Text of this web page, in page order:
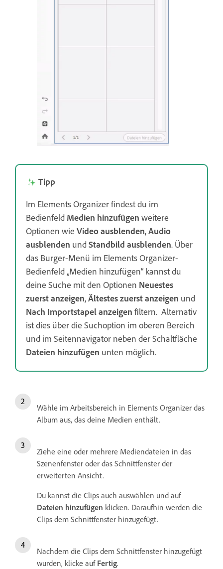
Tipp
Im Elements Organizer findest du im
Bedienfeld Medien hinzufügen weitere
Optionen wie Video ausblenden,Audio
ausblenden undStandbild ausblenden. Über
das Burger-Menü im Elements Organizer-
Bedienfeld „Medien hinzufügen“ kannst du
deine Suche mit den Optionen Neuestes
zuerst anzeigen,Ältestes zuerst anzeigen und
Nach Importstapel anzeigen filtern. Alternativ
ist dies über die Suchoption im oberen Bereich
und im Seitennavigator neben der Schaltfläche
Dateien hinzufügen unten möglich.
Wähle im Arbeitsbereich in Elements Organizer das
Album aus, das deine Medien enthält.
Ziehe eine oder mehrere Mediendateien in das
Szenenfenster oder das Schnittfenster der
erweiterten Ansicht.
Du kannst die Clips auch auswählen und auf
Dateien hinzufügen klicken. Daraufhin werden die
Clips dem Schnittfenster hinzugefügt.
Nachdem die Clips dem Schnittfenster hinzugefügt
wurden, klicke auf Fertig.